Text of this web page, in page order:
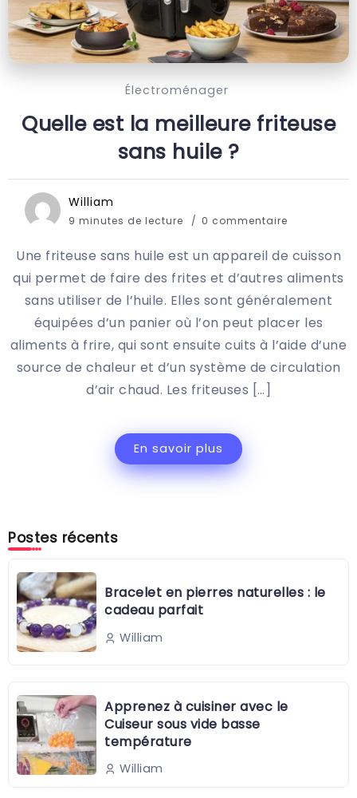
Électroménager
Quelle est la meilleure friteuse
sans huile ?
William
9 minutes de lecture 0 commentaire
Une friteuse sans huile est un appareil de cuisson
qui permet de faire des frites et d’autres aliments
sans utiliser de l’huile. Elles sont généralement
équipées d’un panier où l’on peut placer les
aliments à frire, qui sont ensuite cuits à l’aide d’une
source de chaleur et d’un système de circulation
d’air chaud. Les friteuses […]
En savoir plus
Postes récents
Bracelet en pierres naturelles : le
cadeau parfait
William
Apprenez à cuisiner avec le
Cuiseur sous vide basse
température
William